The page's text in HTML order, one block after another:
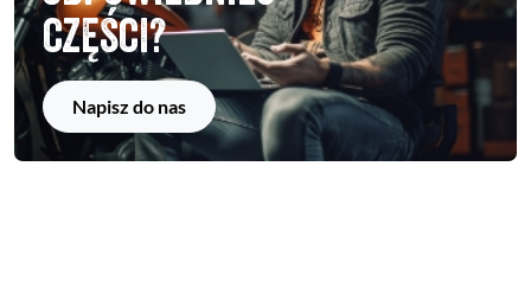
części?
Napisz do nas